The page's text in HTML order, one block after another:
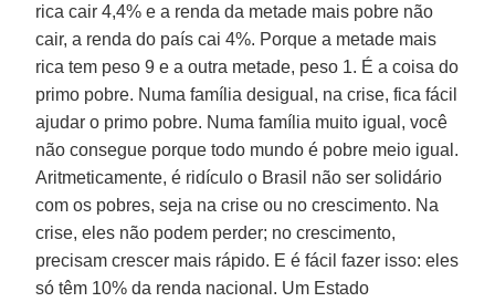
rica cair 4,4% e a renda da metade mais pobre não
cair, a renda do país cai 4%. Porque a metade mais
rica tem peso 9 e a outra metade, peso 1. É a coisa do
primo pobre. Numa família desigual, na crise, fica fácil
ajudar o primo pobre. Numa família muito igual, você
não consegue porque todo mundo é pobre meio igual.
Aritmeticamente, é ridículo o Brasil não ser solidário
com os pobres, seja na crise ou no crescimento. Na
crise, eles não podem perder; no crescimento,
precisam crescer mais rápido. E é fácil fazer isso: eles
só têm 10% da renda nacional. Um Estado